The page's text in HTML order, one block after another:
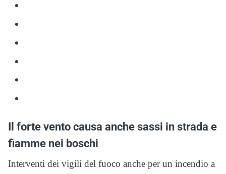
Il forte vento causa anche sassi in strada e
fiamme nei boschi
Interventi dei vigili del fuoco anche per un incendio a